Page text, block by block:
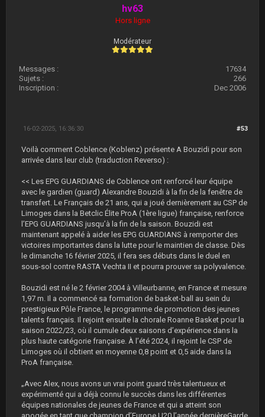
hv63
Hors ligne
Modérateur
Messages :
17634
Sujets :
266
Inscription :
Dec 2006
#53
16-02-2025, 16:36:30
Voilà comment Coblence (Koblenz) présente A Bouzidi pour son
arrivée dans leur club (traduction Reverso) :
<< Les EPG GUARDIANS de Coblence ont renforcé leur équipe
avec le gardien (guard) Alexandre Bouzidi à la fin de la fenêtre de
transfert. Le Français de 21 ans, qui a joué dernièrement au CSP de
Limoges dans la Betclic Élite ProA (1ère ligue) française, renforce
l’EPG GUARDIANS jusqu’à la fin de la saison. Bouzidi est
maintenant appelé à aider les EPG GUARDIANS à remporter des
victoires importantes dans la lutte pour le maintien de classe. Dès
le dimanche 16 février 2025, il fera ses débuts dans le duel en
sous-sol contre RASTA Vechta II et pourra prouver sa polyvalence.
Bouzidi est né le 2 février 2004 à Villeurbanne, en France et mesure
1,97 m. Il a commencé sa formation de basket-ball au sein du
prestigieux Pôle France, le programme de promotion des jeunes
talents français. Il rejoint ensuite la chorale Roanne Basket pour la
saison 2022/23, où il cumule deux saisons d’expérience dans la
plus haute catégorie française. À l’été 2024, il rejoint le CSP de
Limoges où il obtient en moyenne 0,8 point et 0,5 aide dans la
ProA française.
„Avec Alex, nous avons un vrai point guard très talentueux et
expérimenté qui a déjà connu le succès dans les différentes
équipes nationales de jeunes de France et qui a atteint son